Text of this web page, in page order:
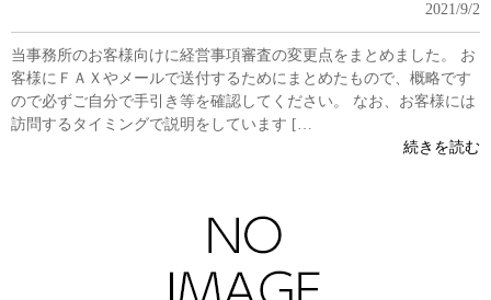
2021/9/2
当事務所のお客様向けに経営事項審査の変更点をまとめました。 お
客様にＦＡＸやメールで送付するためにまとめたもので、概略です
ので必ずご自分で手引き等を確認してください。 なお、お客様には
訪問するタイミングで説明をしています […
続きを読む